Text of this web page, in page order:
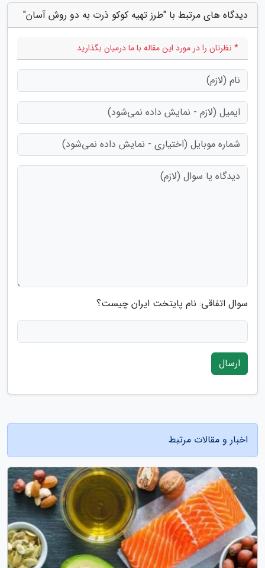
دیدگاه های مرتبط با "طرز تهیه کوکو ذرت به دو روش آسان"
* نظرتان را در مورد این مقاله با ما درمیان بگذارید
سوال اتفاقی: نام پایتخت ایران چیست؟
ارسال
اخبار و مقالات مرتبط